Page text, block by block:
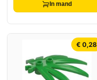
In mand
€ 0,28